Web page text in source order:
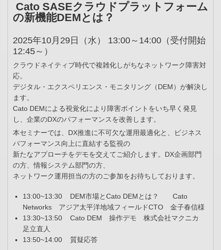
Cato SASEクラウドプラットフォーム
の新機能DEMとは？
2025年10月29日（水） 13:00～14:00（受付開始
12:45～）
クラウドネイティブ時代で複雑化しがちなネットワーク障害対
応。
デジタル・エクスペリエンス・モニタリング（DEM）が解決し
ます。
Cato DEMによる視覚化により障害ポイントをいち早く発見
し、企業のDXのパフォーマンスを改善します。
本セミナーでは、DX推進に不可欠な運用最適化と、ビジネス
パフォーマンス向上に直結する監視の
新たなアプローチをデモを交えてご紹介します。DX企画部門
の方、情報システム部門の方、
ネットワーク運用担当の方のご参加をお待ちしております。
13:00~13:30 DEM市場とCato DEMとは？ Cato
Networks アジア太平洋地域フィールドCTO 金子春信様
13:30~13:50 Cato DEM 操作デモ 株式会社マクニカ
足立直人
13:50~14:00 質疑応答